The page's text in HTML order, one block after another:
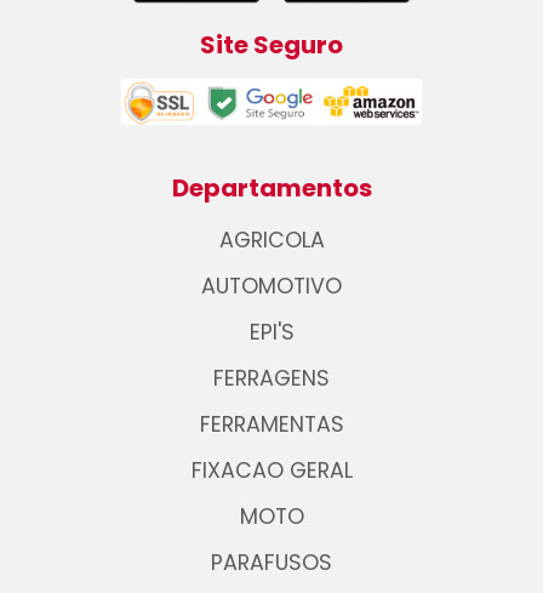
Site Seguro
Departamentos
AGRICOLA
AUTOMOTIVO
EPI'S
FERRAGENS
FERRAMENTAS
FIXACAO GERAL
MOTO
PARAFUSOS